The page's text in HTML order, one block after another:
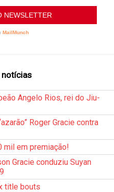
Angelo Rios, rei do Jiu-
Roger Gracie contra
mil em premiação!
Gracie conduziu Suyan
title bouts